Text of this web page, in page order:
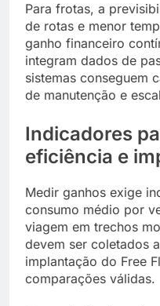
Para frotas, a
de rotas e menor
ganho financeiro
integram dados de
sistemas conseguem
de manutenção e
Indicadores
eficiência e
Medir ganhos exige
consumo médio por
viagem em trechos
devem ser coletados
implantação do Free
comparações válidas.